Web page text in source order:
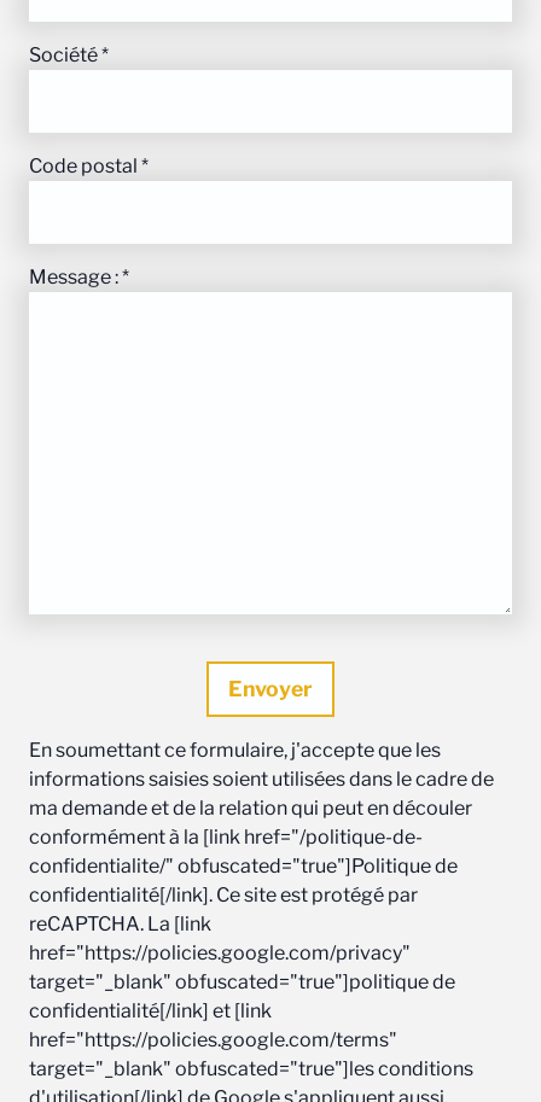
Société*
Code postal *
Message :*
En soumettant ce formulaire, j'accepte que les
informations saisies soient utilisées dans le cadre de
ma demande et de la relation qui peut en découler
conformément à la [link href="/politique-de-
confidentialite/" obfuscated="true"]Politique de
confidentialité[/link]. Ce site est protégé par
reCAPTCHA. La [link
href="https://policies.google.com/privacy"
target="_blank" obfuscated="true"]politique de
confidentialité[/link] et [link
href="https://policies.google.com/terms"
target="_blank" obfuscated="true"]les conditions